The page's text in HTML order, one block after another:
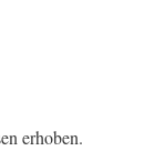
erhoben.